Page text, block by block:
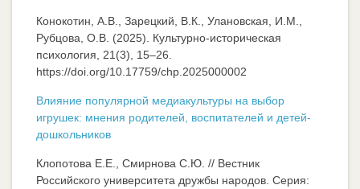
Конокотин, А.В., Зарецкий, В.К., Улановская, И.М.,
Рубцова, О.В. (2025). Культурно-историческая
психология, 21(3), 15–26.
https://doi.org/10.17759/chp.2025000002
Влияние популярной медиакультуры на выбор
игрушек: мнения родителей, воспитателей и детей-
дошкольников
Клопотова Е.Е., Смирнова С.Ю. // Вестник
Российского университета дружбы народов. Серия: